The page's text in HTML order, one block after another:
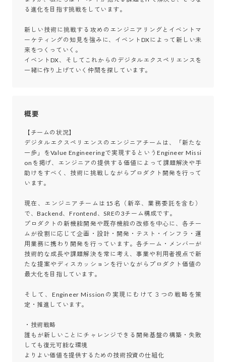
る進化を目指す挑戦をしています。
新しい技術に挑戦する攻めのエンジニアリングとイベントマ
ーケティングの知見を強みに、イベントDXによって新しい未
来をつくっていく。
イベントDX、そしてこれからのデジタルエクスペリエンスを
一緒に作り上げていく仲間を探しています。
概要
【チームの状況】
デジタルエクスペリエンスのエンジニアチームは、「新たな
一歩」をValue Engineeringで実現するというEngineer Missi
onを掲げ、エンジニアの提供する価値によって課題解決や手
助けをすべく、技術に挑戦しながらプロダクト開発を行って
います。
現在、エンジニアチームは15名（新卒、業務委託を含む）
で、Backend、Frontend、SREの3チーム構成です。
プロダクトの新機能開発や既存機能の改修を中心に、各チー
ムが役割に応じて企画・設計・開発・テスト・インフラ・運
用業務に携わり開発を行っています。各チーム・メンバーが
技術的な成長や課題解決を常に考え、事業や利用者視点で新
たな提案やディスカッションを行いながらプロダクト価値の
最大化を目指しています。
そして、Engineer Missionの実現にむけて３つの戦略を策
定・推進しています。
・技術戦略
誰もが新しいことにチャレンジできる開発基盤の構築・失敗
しても復元可能な環境
よりよい価値を提供するための技術投資の仕組化